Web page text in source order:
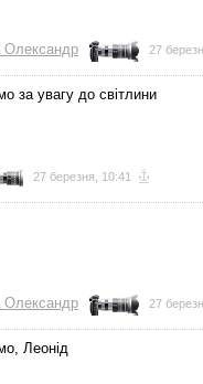
Олександр 27
за увагу до світлини
27 березня, 10:41
Олександр 27
Леонід